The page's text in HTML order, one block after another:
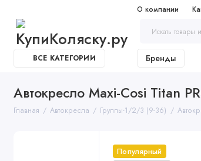
О компании
ВСЕ КАТЕГОРИИ Бренды
Автокресло Maxi-Cosi Titan
Главная Автокресла Группы-1/2/3 (9-36)
Популярный